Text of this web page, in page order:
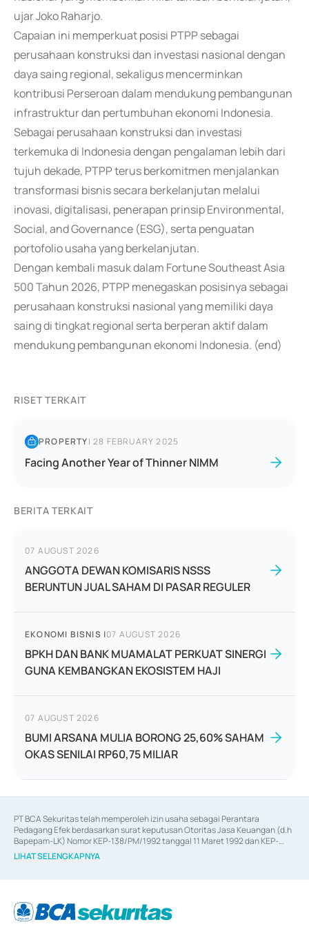
ujar Joko Raharjo.
Capaian ini memperkuat posisi PTPP sebagai
perusahaan konstruksi dan investasi nasional dengan
daya saing regional, sekaligus mencerminkan
kontribusi Perseroan dalam mendukung pembangunan
infrastruktur dan pertumbuhan ekonomi Indonesia.
Sebagai perusahaan konstruksi dan investasi
terkemuka di Indonesia dengan pengalaman lebih dari
tujuh dekade, PTPP terus berkomitmen menjalankan
transformasi bisnis secara berkelanjutan melalui
inovasi, digitalisasi, penerapan prinsip Environmental,
Social, and Governance (ESG), serta penguatan
portofolio usaha yang berkelanjutan.
Dengan kembali masuk dalam Fortune Southeast Asia
500 Tahun 2026, PTPP menegaskan posisinya sebagai
perusahaan konstruksi nasional yang memiliki daya
saing di tingkat regional serta berperan aktif dalam
mendukung pembangunan ekonomi Indonesia. (end)
RISET TERKAIT
PROPERTY|28 FEBRUARY 2025
Facing Another Year of Thinner NIMM
BERITA TERKAIT
07 AUGUST 2026
ANGGOTA DEWAN KOMISARIS NSSS
BERUNTUN JUAL SAHAM DI PASAR REGULER
EKONOMI BISNIS |07 AUGUST 2026
BPKH DAN BANK MUAMALAT PERKUAT SINERGI
GUNA KEMBANGKAN EKOSISTEM HAJI
07 AUGUST 2026
BUMI ARSANA MULIA BORONG 25,60% SAHAM
OKAS SENILAI RP60,75 MILIAR
PT BCA Sekuritas telah memperoleh izin usaha sebagai Perantara
Pedagang Efek berdasarkan surat keputusan Otoritas Jasa Keuangan (d.h
Bapepam-LK) Nomor KEP-138/PM/1992 tanggal 11 Maret 1992 dan KEP-
06/D.04/2014 tanggal 28 Februari 2014, izin usaha sebagai Penjamin Emisi
Efek berdasarkan surat keputusan Otoritas Jasa Keuangan Nomor KEP-
berdasarkan surat keputusan Otoritas Jasa Keuangan Nomor S-
67/PM.21/2017 tanggal 3 Februari 2017, dan beberapa izin usaha lainnya
LIHAT SELENGKAPNYA